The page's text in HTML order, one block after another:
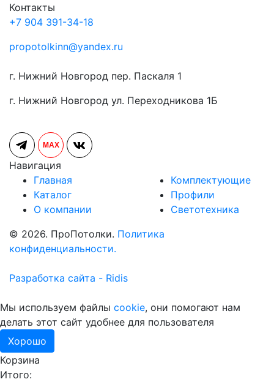
Контакты
+7 904 391-34-18
propotolkinn@yandex.ru
г. Нижний Новгород пер. Паскаля 1
г. Нижний Новгород ул. Переходникова 1Б
MAX
Навигация
Главная
Каталог
О компании
Комплектующие
Профили
Светотехника
© 2026. ПроПотолки. Политика
конфиденциальности.
Разработка сайта - Ridis
Мы используем файлы cookie, они помогают нам
делать этот сайт удобнее для пользователя
Хорошо
Корзина
Итого: